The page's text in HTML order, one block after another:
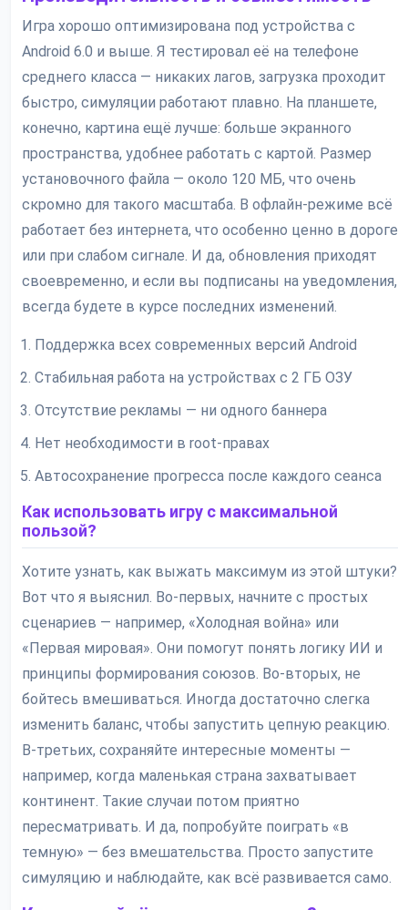
Игра хорошо оптимизирована под устройства с
Android 6.0 и выше. Я тестировал её на телефоне
среднего класса — никаких лагов, загрузка проходит
быстро, симуляции работают плавно. На планшете,
конечно, картина ещё лучше: больше экранного
пространства, удобнее работать с картой. Размер
установочного файла — около 120 МБ, что очень
скромно для такого масштаба. В офлайн-режиме всё
работает без интернета, что особенно ценно в дороге
или при слабом сигнале. И да, обновления приходят
своевременно, и если вы подписаны на уведомления,
всегда будете в курсе последних изменений.
Поддержка всех современных версий Android
Стабильная работа на устройствах с 2 ГБ ОЗУ
Отсутствие рекламы — ни одного баннера
Нет необходимости в root-правах
Автосохранение прогресса после каждого сеанса
Как использовать игру с максимальной
пользой?
Хотите узнать, как выжать максимум из этой штуки?
Вот что я выяснил. Во-первых, начните с простых
сценариев — например, «Холодная война» или
«Первая мировая». Они помогут понять логику ИИ и
принципы формирования союзов. Во-вторых, не
бойтесь вмешиваться. Иногда достаточно слегка
изменить баланс, чтобы запустить цепную реакцию.
В-третьих, сохраняйте интересные моменты —
например, когда маленькая страна захватывает
континент. Такие случаи потом приятно
пересматривать. И да, попробуйте поиграть «в
темную» — без вмешательства. Просто запустите
симуляцию и наблюдайте, как всё развивается само.